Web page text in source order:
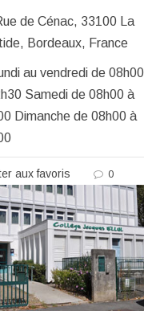
de Cénac, 33100 La
Bordeaux, France
au vendredi de 08h00
Samedi de 08h00 à
Dimanche de 08h00 à
aux favoris 0